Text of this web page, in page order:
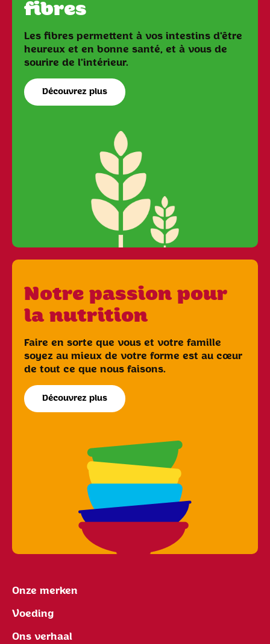
fibres
Les fibres permettent à vos intestins d'être
heureux et en bonne santé, et à vous de
sourire de l'intérieur.
Découvrez plus
Notre passion pour
la nutrition
Faire en sorte que vous et votre famille
soyez au mieux de votre forme est au cœur
de tout ce que nous faisons.
Découvrez plus
Onze merken
Voeding
Ons verhaal